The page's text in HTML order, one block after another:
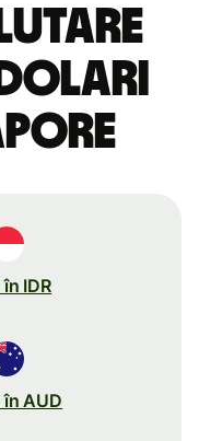
IDR
în AUD